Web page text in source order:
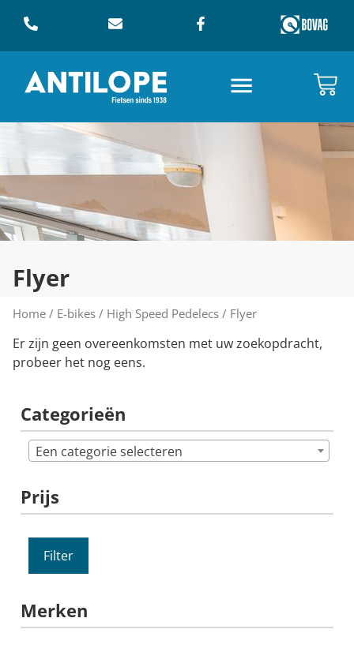
Flyer
Home / E-bikes / High Speed Pedelecs / Flyer
Categorieën
Een categorie selecteren
Prijs
Filter
Merken
Er zijn geen overeenkomsten met uw zoekopdracht,
probeer het nog eens.